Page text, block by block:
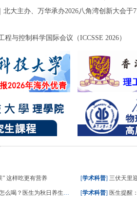
北大主办、万华承办2026八角湾创新大会于
与控制科学国际会议（ICCSSE 2026）
” 这样吃更有营养
？医生为秋日养生饮食划重点
[学术科普] 三伏天里
[学术科普] 医生提醒